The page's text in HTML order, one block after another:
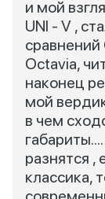
и мой
UNI - V ,
сравнений
Octavia,
наконец
мой
в чем
разнятся ,
классика,